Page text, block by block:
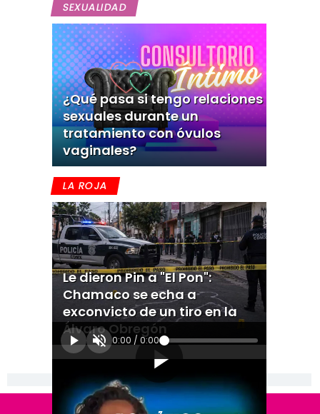
SEXUALIDAD
¿Qué pasa si tengo relaciones
sexuales durante un
tratamiento con óvulos
vaginales?
LA ROJA
Le dieron Pin a "El Pon":
Chamaco se echa a
exconvicto de un tiro en la
Álvaro Obregón
0:00 / 0:00
[Publicidad]